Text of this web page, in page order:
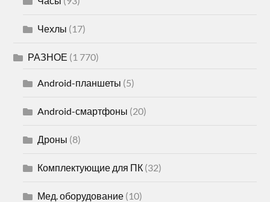
Чехлы (17)
РАЗНОЕ (1 770)
Android-планшеты (5)
Android-смартфоны (20)
Дроны (8)
Комплектующие для ПК (32)
Мед. оборудование (10)